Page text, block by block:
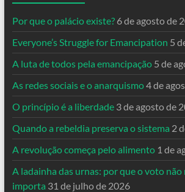
Por que o palácio existe? 6 de agosto de
Everyone’s Struggle for Emancipation 5
A luta de todos pela emancipação 5 de
As redes sociais e o anarquismo4 de
O princípio é a liberdade 3 de agosto de
Quando a rebeldia preserva o sistema 2
A revolução começa pelo alimento 1 de
A ladainha das urnas: por que o voto não
importa 31 de julho de 2026